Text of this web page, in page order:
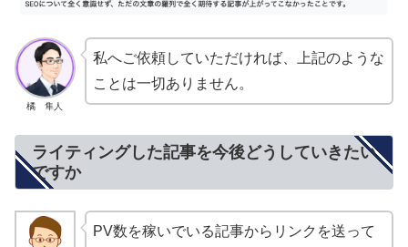
橘 隼人
私へご依頼していただければ、上記のような
ことは一切ありません。
ライティングした記事を今後どうしていきたい
ですか
PV数を稼いでいる記事からリンクを送って